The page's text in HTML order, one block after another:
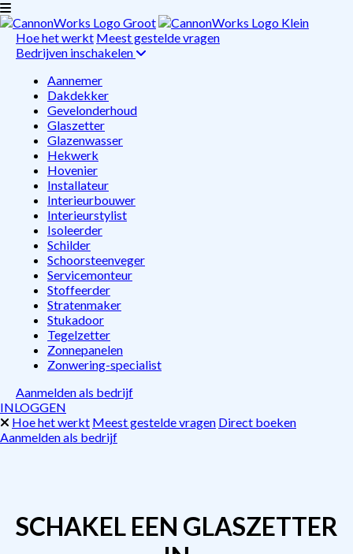
Hoe het werkt Meest gestelde vragen
Bedrijven inschakelen
Aannemer
Dakdekker
Gevelonderhoud
Glaszetter
Glazenwasser
Hekwerk
Hovenier
Installateur
Interieurbouwer
Interieurstylist
Isoleerder
Schilder
Schoorsteenveger
Servicemonteur
Stoffeerder
Stratenmaker
Stukadoor
Tegelzetter
Zonnepanelen
Zonwering-specialist
Aanmelden als bedrijf
INLOGGEN
Hoe het werkt Meest gestelde vragen Direct boeken
Aanmelden als bedrijf
SCHAKEL EEN GLASZETTER